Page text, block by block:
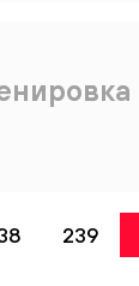
239